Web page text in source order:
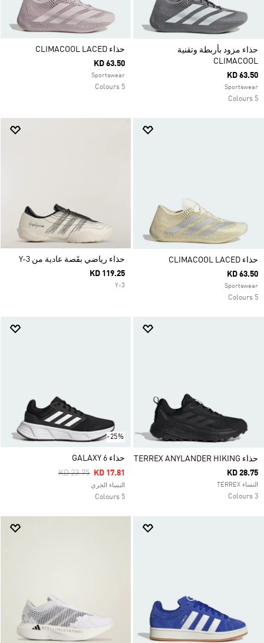
حذاء مزود بأربطة وتقنية
CLIMACOOL
KD 63.50
Sportswear
5 Colours
حذاء CLIMACOOL LACED
KD 63.50
Sportswear
5 Colours
حذاء CLIMACOOL LACED
KD 63.50
Sportswear
5 Colours
حذاء رياضي بقَصة عادية من Y-3
KD 119.25
Y-3
حذاء TERREX ANYLANDER HIKING
KD 28.75
النساء TERREX
3 Colours
-25%
حذاء GALAXY 6
Price Reduced From
KD 23.75ToKD 17.81
النساء الجري
5 Colours